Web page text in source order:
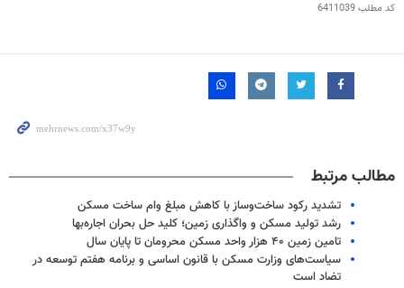
کد مطلب6411039
مطالب مرتبط
تشدید رکود ساخت‌وساز با کاهش مبلغ وام ساخت مسکن
رشد تولید مسکن و واگذاری زمین؛ کلید حل بحران اجاره‌بها
تامین زمین ۴۰ هزار واحد مسکن محرومان تا پایان سال
سیاست‌های وزارت مسکن با قانون اساسی و برنامه هفتم توسعه در
تضاد است